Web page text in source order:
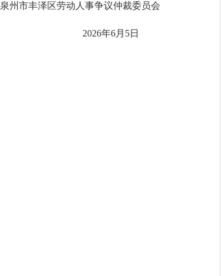
泉州市丰泽区劳动人事争议仲裁委员会
2026年6月5日